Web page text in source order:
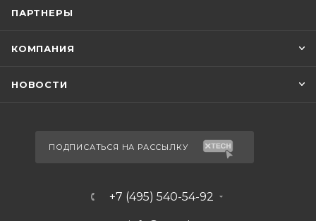
ПАРТНЕРЫ
КОМПАНИЯ
НОВОСТИ
ПОДПИСАТЬСЯ НА РАССЫЛКУ
+7 (495) 540-54-92